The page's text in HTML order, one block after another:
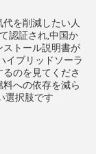
を削減したい人
認証され,中国か
ストール説明書が
イブリッドソーラ
のを見てくださ
への依存を減ら
選択肢です